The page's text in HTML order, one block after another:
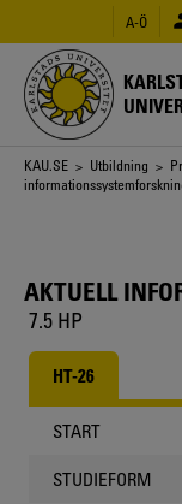
huvudinnehåll
A-Ö
Länkstig
KAU.SE > Utbildning >
AKTUELL
7.5 HP
HT-26
START
STUDIEFORM